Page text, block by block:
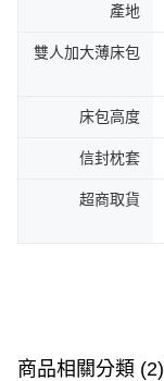
產地
雙人加大薄床包
床包高度
信封枕套
超商取貨
商品相關分類 (2)